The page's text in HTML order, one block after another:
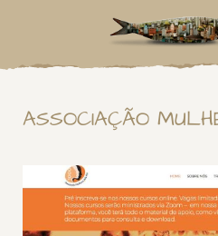
ASSOCIAÇÃO